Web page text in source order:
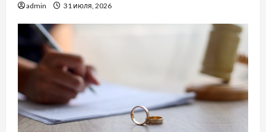
admin 31 июля, 2026